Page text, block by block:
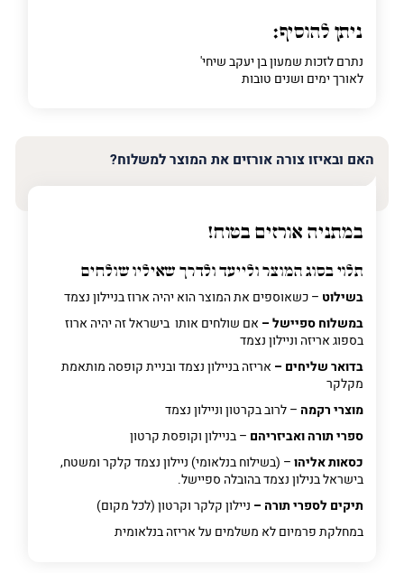
ניתן להוסיף:
נתרם לזכות שמעון בן יעקב שיחי'
לאורך ימים ושנים טובות
האם ובאיזו צורה אורזים את המוצר למשלוח?
במתניה אורזים בטוח!
תלוי בסוג המוצר ולייעד ולדרך שאיליו שולחים
בשילוט – כשאוספים את המוצר הוא יהיה ארוז בניילון נצמד
במשלוח ספיישל – אם שולחים אותו בישראל זה יהיה ארוז
בספוג אריזה וניילון נצמד
בדואר שליחים – אריזה בניילון נצמד ובניית קופסה מותאמת
מקלקר
מוצרי רקמה – לרוב בקרטון וניילון נצמד
ספרי תורה ואביזריהם – בניילון וקופסת קרטון
כסאות אליהו– (בשילוח בנלאומי) ניילון נצמד קלקר ומשטח,
בישראל בנילון נצמד בהובלה ספיישל.
תיקים לספרי תורה – ניילון קלקר וקרטון (לכל מקום)
במחלקת פרמיוםלא משלמים על אריזה בנלאומית